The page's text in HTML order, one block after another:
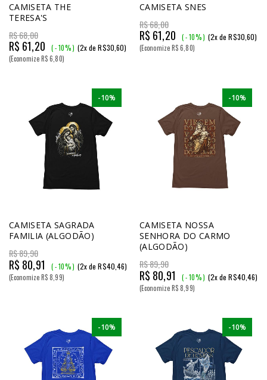
CAMISETA THE
TERESA'S
R$ 68,00
R$ 61,20 ( - 10% ) (2x de R$30,60)
(Economize R$ 6,80)
CAMISETA SNES
R$ 68,00
R$ 61,20 ( - 10% ) (2x de R$30,60)
(Economize R$ 6,80)
-10%
CAMISETA SAGRADA
FAMILIA (ALGODÃO)
R$ 89,90
R$ 80,91 ( - 10% ) (2x de R$40,46)
(Economize R$ 8,99)
-10%
CAMISETA NOSSA
SENHORA DO CARMO
(ALGODÃO)
R$ 89,90
R$ 80,91 ( - 10% ) (2x de R$40,46)
(Economize R$ 8,99)
-10% -10%